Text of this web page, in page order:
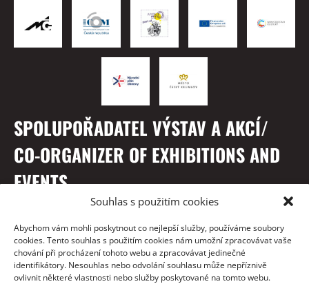
Souhlas s použitím cookies
Abychom vám mohli poskytnout co nejlepší služby, používáme soubory
cookies. Tento souhlas s použitím cookies nám umožní zpracovávat vaše
chování při procházení tohoto webu a zpracovávat jedinečné
identifikátory. Nesouhlas nebo odvolání souhlasu může nepříznivě
ovlivnit některé vlastnosti nebo služby poskytované na tomto webu.
SPOLUPOŘADATEL VÝSTAV A AKCÍ/
CO-ORGANIZER OF EXHIBITIONS AND
EVENTS